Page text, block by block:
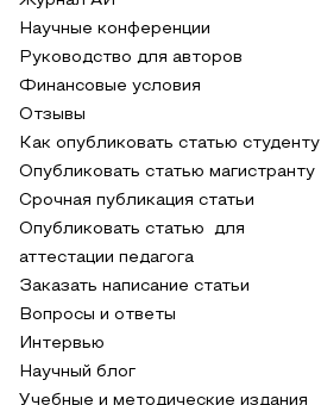
Научные конференции
Руководство для авторов
Финансовые условия
Отзывы
Как опубликовать статью студенту
Опубликовать статью магистранту
Срочная публикация статьи
Опубликовать статью для
аттестации педагога
Заказать написание статьи
Вопросы и ответы
Интервью
Научный блог
Учебные и методические издания